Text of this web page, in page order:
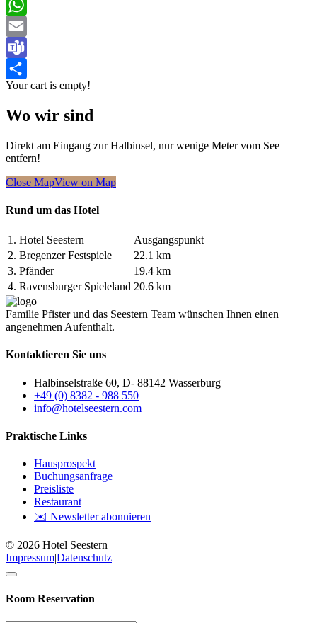
Facebook
WhatsApp
Email
Teams
Teilen
Your cart is empty!
Wo wir sind
Direkt am Eingang zur Halbinsel, nur wenige Meter vom See
entfern!
Close MapView on Map
Rund um das Hotel
1. Hotel Seestern
Ausgangspunkt
2. Bregenzer Festspiele
22.1 km
3. Pfänder
19.4 km
4. Ravensburger Spieleland 20.6 km
Familie Pfister und das Seestern Team wünschen Ihnen einen
angenehmen Aufenthalt.
Kontaktieren Sie uns
Halbinselstraße 60, D- 88142 Wasserburg
+49 (0) 8382 - 988 550
info@hotelseestern.com
Praktische Links
Hausprospekt
Buchungsanfrage
Preisliste
Restaurant
✉️ Newsletter abonnieren
© 2026 Hotel Seestern
Impressum|Datenschutz
Room Reservation